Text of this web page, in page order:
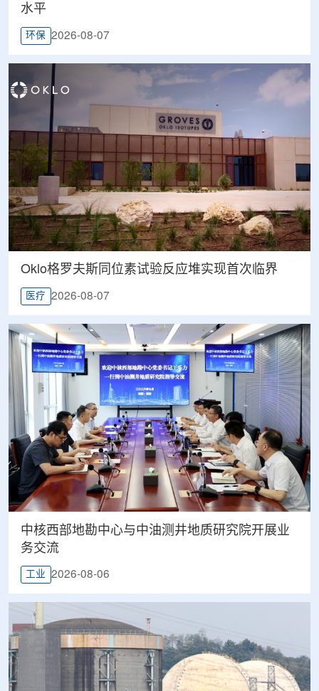
水平
环保 2026-08-07
Oklo格罗夫斯同位素试验反应堆实现首次临界
医疗 2026-08-07
中核西部地勘中心与中油测井地质研究院开展业
务交流
工业 2026-08-06